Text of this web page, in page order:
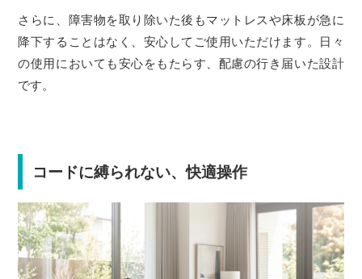
さらに、障害物を取り除いた後もマットレスや床板が急に
降下することはなく、安心してご使用いただけます。日々
の使用においても安心をもたらす、配慮の行き届いた設計
です。
コードに縛られない、快適操作